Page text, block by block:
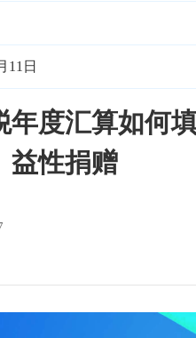
11日
年度汇算如何
益性捐赠